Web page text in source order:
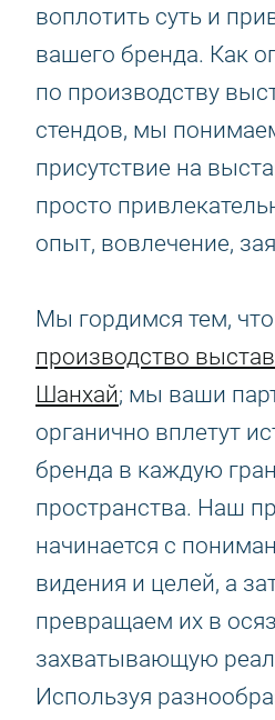
воплотить суть и
вашего бренда. Как
по производству
стендов, мы
присутствие на
просто
опыт, вовлечение,
Мы гордимся тем,
производство
Шанхай; мы ваши
органично вплетут
бренда в каждую
пространства. Наш
начинается с
видения и целей, а
превращаем их в
захватывающую
Используя